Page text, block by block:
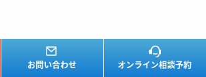
お問い合わせ オンライン相談予約